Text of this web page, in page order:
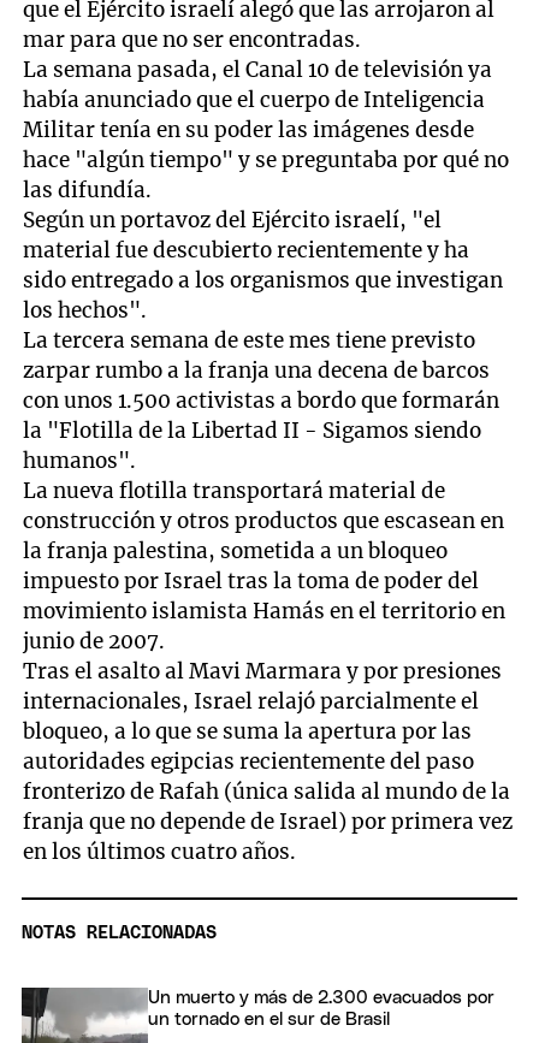
que el Ejército israelí alegó que las arrojaron al
mar para que no ser encontradas.
La semana pasada, el Canal 10 de televisión ya
había anunciado que el cuerpo de Inteligencia
Militar tenía en su poder las imágenes desde
hace "algún tiempo" y se preguntaba por qué no
las difundía.
Según un portavoz del Ejército israelí, "el
material fue descubierto recientemente y ha
sido entregado a los organismos que investigan
los hechos".
La tercera semana de este mes tiene previsto
zarpar rumbo a la franja una decena de barcos
con unos 1.500 activistas a bordo que formarán
la "Flotilla de la Libertad II - Sigamos siendo
humanos".
La nueva flotilla transportará material de
construcción y otros productos que escasean en
la franja palestina, sometida a un bloqueo
impuesto por Israel tras la toma de poder del
movimiento islamista Hamás en el territorio en
junio de 2007.
Tras el asalto al Mavi Marmara y por presiones
internacionales, Israel relajó parcialmente el
bloqueo, a lo que se suma la apertura por las
autoridades egipcias recientemente del paso
fronterizo de Rafah (única salida al mundo de la
franja que no depende de Israel) por primera vez
en los últimos cuatro años.
NOTAS RELACIONADAS
Un muerto y más de 2.300 evacuados por
un tornado en el sur de Brasil